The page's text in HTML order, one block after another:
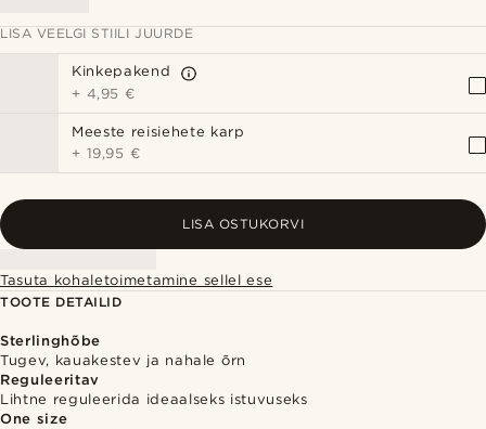
LISA VEELGI STIILI JUURDE
Kinkepakend
+ 4,95 €
Meeste reisiehete karp
+ 19,95 €
LISA OSTUKORVI
Tasuta kohaletoimetamine sellel ese
TOOTE DETAILID
Sterlinghõbe
Tugev, kauakestev ja nahale õrn
Reguleeritav
Lihtne reguleerida ideaalseks istuvuseks
One size